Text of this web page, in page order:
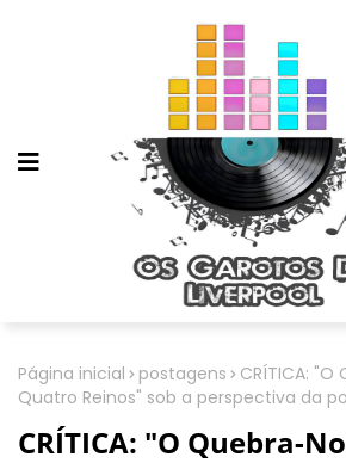
Página inicial postagens
CRÍTICA:
Quatro Reinos" sob a perspectiva da
CRÍTICA: "O Quebra-